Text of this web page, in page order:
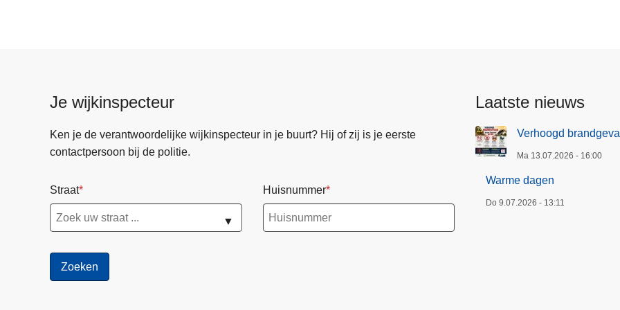
Je wijkinspecteur
Ken je de verantwoordelijke wijkinspecteur in je buurt? Hij of zij is je eerste
contactpersoon bij de politie.
Straat
▼
Huisnummer
Laatste nieuws
Verhoogd
Ma 13.07.2026 - 16:00
Warme dagen
Do 9.07.2026 - 13:11